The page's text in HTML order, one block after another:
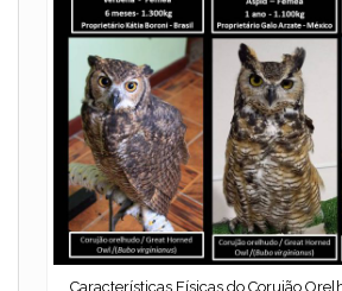
Características Físicas do Corujão